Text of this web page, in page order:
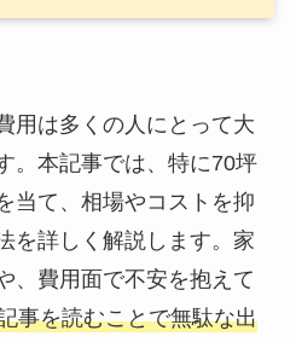
用は多くの人にとって大
。本記事では、特に70坪
当て、相場やコストを抑
を詳しく解説します。家
、費用面で不安を抱えて
事を読むことで無駄な出